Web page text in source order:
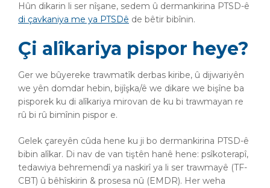
Hûn dikarin li ser nîşane, sedem û dermankirina PTSD-ê
di çavkaniya me ya PTSDê de bêtir bibînin.
Çi alîkariya pispor heye?
Ger we bûyereke trawmatîk derbas kiribe, û dijwariyên
we yên domdar hebin, bijîşka/ê we dikare we bişîne ba
pisporek ku di alîkariya mirovan de ku bi trawmayan re
rû bi rû bimînin pispor e.
Gelek çareyên cûda hene ku ji bo dermankirina PTSD-ê
bibin alîkar. Di nav de van tiştên hanê hene: psîkoterapî,
tedawiya behremendî ya naskirî ya li ser trawmayê (TF-
CBT) û bêhîskirin & prosesa nû (EMDR). Her weha